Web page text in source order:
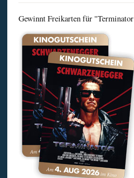
Gewinnt Freikarten für